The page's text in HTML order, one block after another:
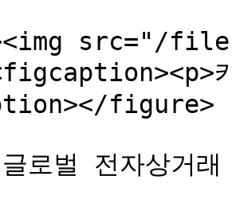
src="/files/
figure>
로벌 전자상거래